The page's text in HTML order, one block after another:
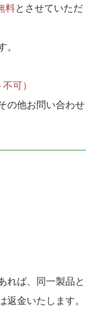
料とさせていただ
可）
の他お問い合わせ
れば、同一製品と
金いたします。